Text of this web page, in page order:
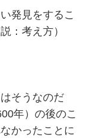
発見をするこ
：考え方）
そうなのだ
年）の後のこ
かったことに